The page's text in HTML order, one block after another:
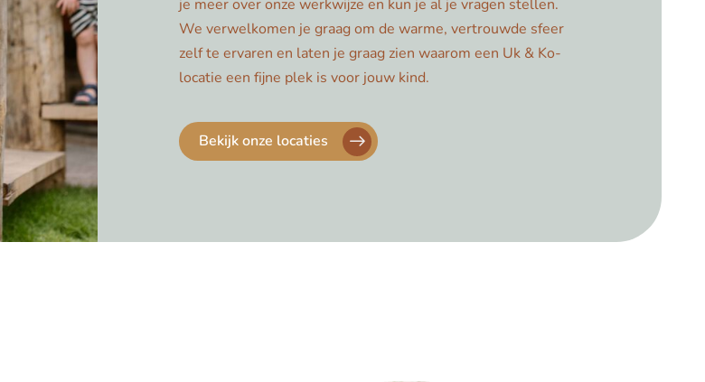
je meer over onze werkwijze en kun je al je vragen stellen.
We verwelkomen je graag om de warme, vertrouwde sfeer
zelf te ervaren en laten je graag zien waarom een Uk & Ko-
locatie een fijne plek is voor jouw kind.
Bekijk onze locaties